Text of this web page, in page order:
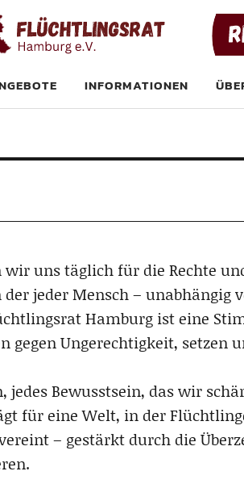
INFORMATIONEN
wir uns täglich für die Rechte
jeder Mensch – unabhängig
Hamburg ist eine
gegen Ungerechtigkeit,
Bewusstsein, das wir
für eine Welt, in der
– gestärkt durch die